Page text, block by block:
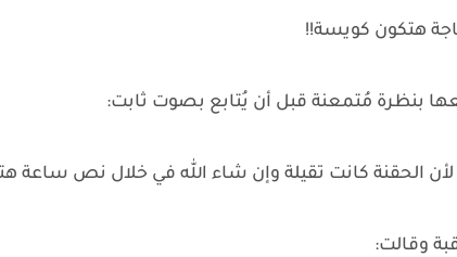
هتكون كويسة!!
بنظرة مُتمعنة قبل أن يُتابع بصوت ثابت:
الحقنة كانت تقيلة وإن شاء الله في خلال نص ساعة
وقالت: